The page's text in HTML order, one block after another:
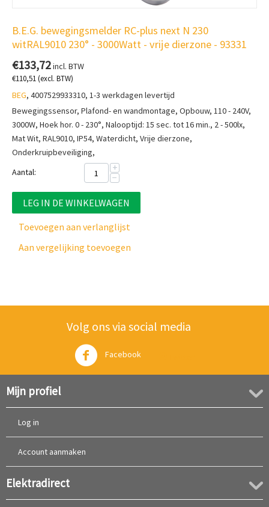
B.E.G. bewegingsmelder RC-plus next N 230
witRAL9010 230° - 3000Watt - vrije dierzone - 93331
€133,72incl. BTW
€110,51(excl. BTW)
BEG, 4007529933310, 1-3 werkdagen levertijd
Bewegingssensor, Plafond- en wandmontage, Opbouw, 110 - 240V,
3000W, Hoek hor. 0 - 230°, Nalooptijd: 15 sec. tot 16 min., 2 - 500lx,
Mat Wit, RAL9010, IP54, Waterdicht, Vrije dierzone,
Onderkruipbeveiliging,
Aantal:
+
−
LEG IN DE WINKELWAGEN
Toevoegen aan verlanglijst
Aan vergelijking toevoegen
Volg ons via social media
Facebook
Mijn profiel
Log in
Account aanmaken
Elektradirect